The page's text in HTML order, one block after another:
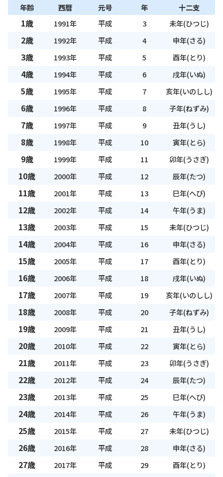
年齢 西暦 元号 年 十二支
1歳 1991年 平成 3 未年(ひつじ)
2歳 1992年 平成 4 申年(さる)
3歳 1993年 平成 5 酉年(とり)
4歳 1994年 平成 6 戌年(いぬ)
5歳 1995年 平成 7 亥年(いのしし)
6歳 1996年 平成 8 子年(ねずみ)
7歳 1997年 平成 9 丑年(うし)
8歳 1998年 平成 10 寅年(とら)
9歳 1999年 平成 11 卯年(うさぎ)
10歳 2000年 平成 12 辰年(たつ)
11歳 2001年 平成 13 巳年(へび)
12歳 2002年 平成 14 午年(うま)
13歳 2003年 平成 15 未年(ひつじ)
14歳 2004年 平成 16 申年(さる)
15歳 2005年 平成 17 酉年(とり)
16歳 2006年 平成 18 戌年(いぬ)
17歳 2007年 平成 19 亥年(いのしし)
18歳 2008年 平成 20 子年(ねずみ)
19歳 2009年 平成 21 丑年(うし)
20歳 2010年 平成 22 寅年(とら)
21歳 2011年 平成 23 卯年(うさぎ)
22歳 2012年 平成 24 辰年(たつ)
23歳 2013年 平成 25 巳年(へび)
24歳 2014年 平成 26 午年(うま)
25歳 2015年 平成 27 未年(ひつじ)
26歳 2016年 平成 28 申年(さる)
27歳 2017年 平成 29 酉年(とり)